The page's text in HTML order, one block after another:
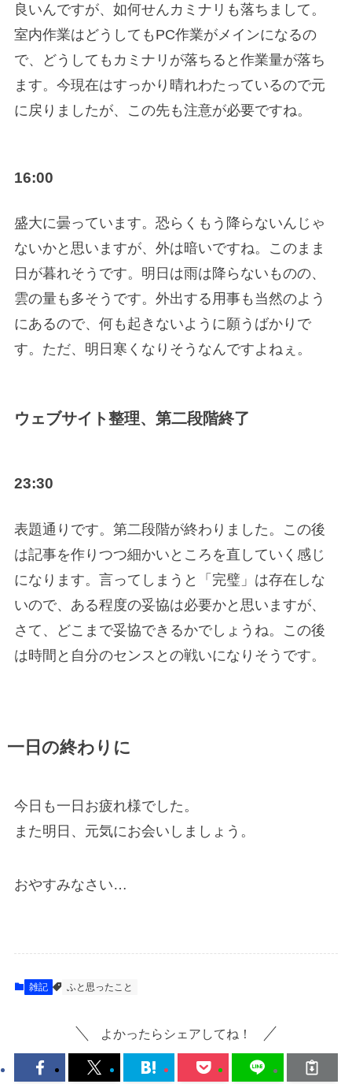
良いんですが、如何せんカミナリも落ちまして。
室内作業はどうしてもPC作業がメインになるの
で、どうしてもカミナリが落ちると作業量が落ち
ます。今現在はすっかり晴れわたっているので元
に戻りましたが、この先も注意が必要ですね。
16:00
盛大に曇っています。恐らくもう降らないんじゃ
ないかと思いますが、外は暗いですね。このまま
日が暮れそうです。明日は雨は降らないものの、
雲の量も多そうです。外出する用事も当然のよう
にあるので、何も起きないように願うばかりで
す。ただ、明日寒くなりそうなんですよねぇ。
ウェブサイト整理、第二段階終了
23:30
表題通りです。第二段階が終わりました。この後
は記事を作りつつ細かいところを直していく感じ
になります。言ってしまうと「完璧」は存在しな
いので、ある程度の妥協は必要かと思いますが、
さて、どこまで妥協できるかでしょうね。この後
は時間と自分のセンスとの戦いになりそうです。
一日の終わりに
今日も一日お疲れ様でした。
また明日、元気にお会いしましょう。
おやすみなさい…
雑記 ふと思ったこと
よかったらシェアしてね！